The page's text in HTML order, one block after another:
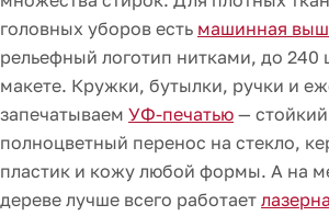
головных уборов есть машинная
рельефный логотип нитками, до 240
макете. Кружки, бутылки, ручки и
запечатываем УФ-печатью — стойкий
полноцветный перенос на стекло,
пластик и кожу любой формы. А на
дереве лучше всего работает